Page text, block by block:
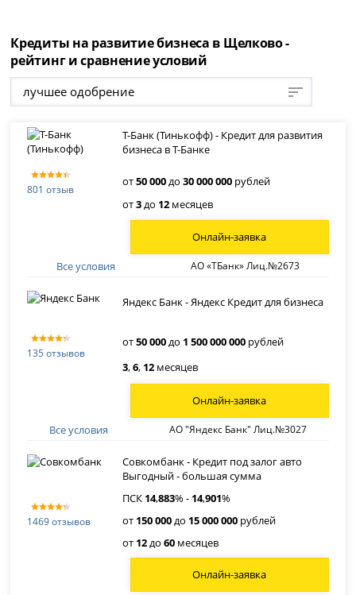
Кредиты на развитие бизнеса в Щелково -
рейтинг и сравнение условий
лучшее одобрение
801 отзыв
Т-Банк (Тинькофф) - Кредит для развития
бизнеса в Т-Банке
от50 000до30 000 000 рублей
от3до 12 месяцев
Все условия АО «ТБанк» Лиц.№2673
Онлайн-заявка
135 отзывов
Яндекс Банк - Яндекс Кредит для бизнеса
от50 000до 1 500 000 000 рублей
3,6, 12 месяцев
Все условия АО "Яндекс Банк" Лиц.№3027
Онлайн-заявка
1469 отзывов
Совкомбанк - Кредит под залог авто
Выгодный - большая сумма
ПСК 14,883% - 14,901%
от 150 000до 15 000 000 рублей
от 12до60 месяцев
Онлайн-заявка